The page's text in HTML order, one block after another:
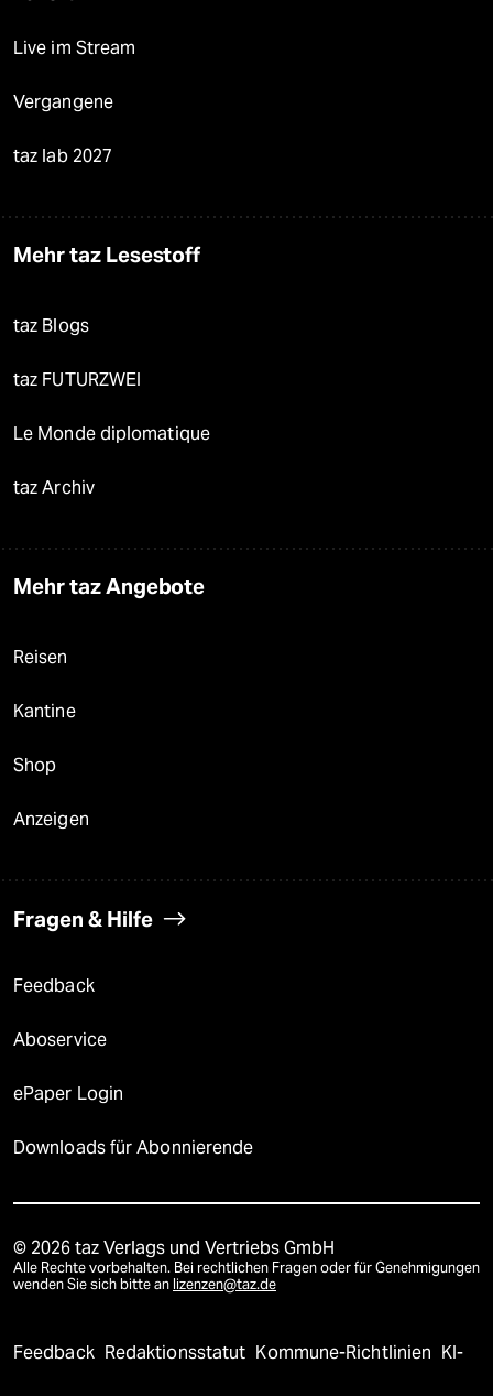
Live im Stream
Vergangene
taz lab 2027
Mehr taz Lesestoff
taz Blogs
taz FUTURZWEI
Le Monde diplomatique
taz Archiv
Mehr taz Angebote
Reisen
Kantine
Shop
Anzeigen
Fragen & Hilfe
Feedback
Aboservice
ePaper Login
Downloads für Abonnierende
© 2026 taz Verlags und Vertriebs GmbH
Alle Rechte vorbehalten. Bei rechtlichen Fragen oder für Genehmigungen
wenden Sie sich bitte an lizenzen@taz.de
Feedback Redaktionsstatut Kommune-Richtlinien KI-